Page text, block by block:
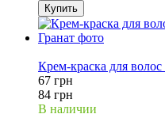
Купить
Крем-краска для
67 грн
84 грн
В наличии